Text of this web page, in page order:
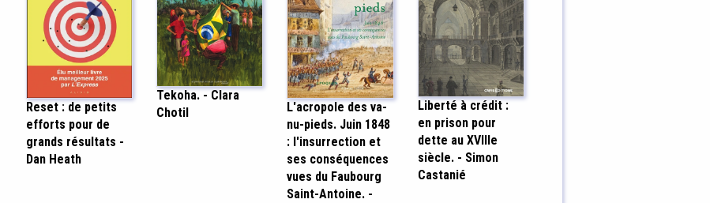
Reset : de petits
efforts pour de
grands résultats -
Dan Heath
Tekoha. - Clara
Chotil
L'acropole des va-
nu-pieds. Juin 1848
: l'insurrection et
ses conséquences
vues du Faubourg
Saint-Antoine. -
Liberté à crédit :
en prison pour
dette au XVIIIe
siècle. - Simon
Castanié